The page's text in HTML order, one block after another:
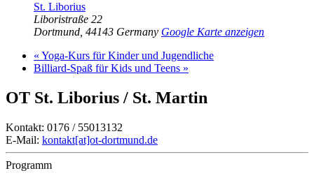
St. Liborius
Liboristraße 22
Dortmund 44143 Germany Google Karte anzeigen
« Yoga-Kurs für Kinder und Jugendliche
Billiard-Spaß für Kids und Teens »
OT St. Liborius / St. Martin
Kontakt: 0176 / 55013132
E-Mail: kontakt[at]ot-dortmund.de
Programm